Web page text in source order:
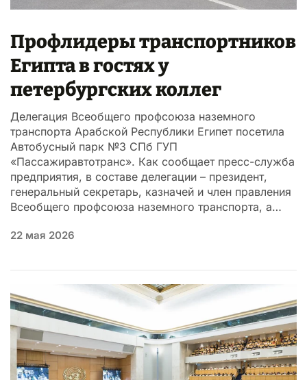
Профлидеры транспортников
Египта в гостях у
петербургских коллег
Делегация Всеобщего профсоюза наземного
транспорта Арабской Республики Египет посетила
Автобусный парк №3 СПб ГУП
«Пассажиравтотранс». Как сообщает пресс-служба
предприятия, в составе делегации – президент,
генеральный секретарь, казначей и член правления
Всеобщего профсоюза наземного транспорта, а…
22 мая 2026